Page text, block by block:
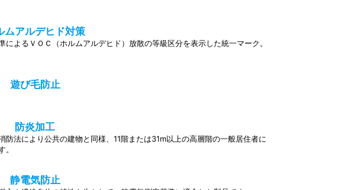
ムアルデヒド対策
よるＶＯＣ（ホルムアルデヒド）放散の等級区分を表示した統一マーク。
遊び毛防止
防炎加工
法により公共の建物と同様、11階または31m以上の高層階の一般居住者に
静電気防止